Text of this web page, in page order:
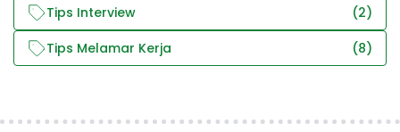
Tips Interview
(2)
Tips Melamar Kerja
(8)